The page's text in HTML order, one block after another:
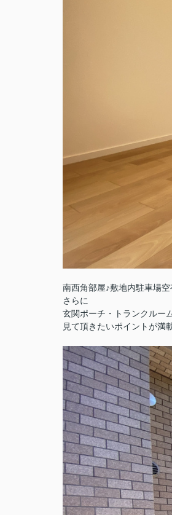
南西角部屋♪敷地内駐車場
さらに
玄関ポーチ・トランクルー
見て頂きたいポイントが満